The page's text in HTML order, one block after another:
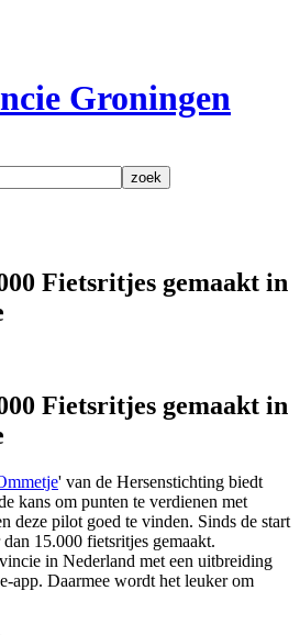
zoek
Fietsritjes gemaakt in
Fietsritjes gemaakt in
' van de Hersenstichting biedt
kans om punten te verdienen met
deze pilot goed te vinden. Sinds de start
15.000 fietsritjes gemaakt.
in Nederland met een uitbreiding
app. Daarmee wordt het leuker om